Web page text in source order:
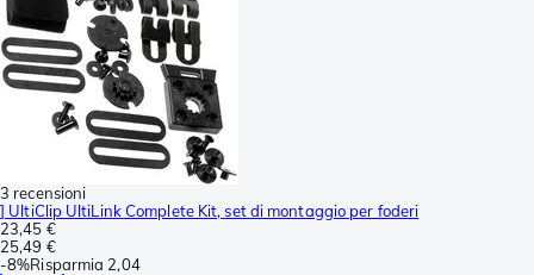
3 recensioni
] UltiClip UltiLink Complete Kit, set di montaggio per foderi
23,45 €
25,49 €
-8%Risparmia 2,04